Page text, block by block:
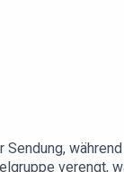
verengt,